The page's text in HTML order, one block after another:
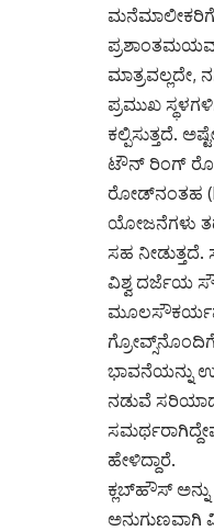
ಮಾತ್ರವಲ್ಲದೇ,
ಪ್ರಮುಖ
ಕಲ್ಪಿಸುತ್ತದೆ.
ಟೌನ್ ರಿಂಗ್​
ರೋಡ್‌ನಂತಹ
ಯೋಜನೆಗಳು
ಸಹ
ವಿಶ್ವ ದರ್ಜೆಯ
ಭಾವನೆಯನ್ನು
ನಡುವೆ
ಹೇಳಿದ್ದಾರೆ.
ಕ್ಲಬ್‌ಹೌಸ್
ಅನುಗುಣವಾಗಿ